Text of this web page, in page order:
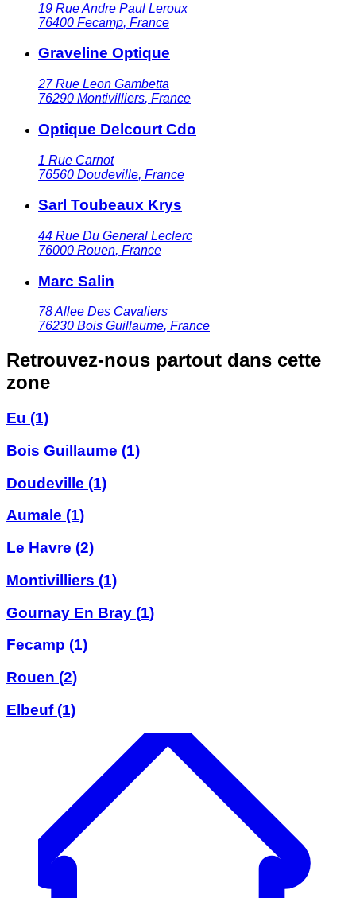
19 Rue Andre Paul Leroux
76400 Fecamp, France
Graveline Optique
27 Rue Leon Gambetta
76290 Montivilliers, France
Optique Delcourt Cdo
1 Rue Carnot
76560 Doudeville, France
Sarl Toubeaux Krys
44 Rue Du General Leclerc
76000 Rouen, France
Marc Salin
78 Allee Des Cavaliers
76230 Bois Guillaume, France
Retrouvez-nous partout dans cette
zone
Eu (1)
Bois Guillaume (1)
Doudeville (1)
Aumale (1)
Le Havre (2)
Montivilliers (1)
Gournay En Bray (1)
Fecamp (1)
Rouen (2)
Elbeuf(1)